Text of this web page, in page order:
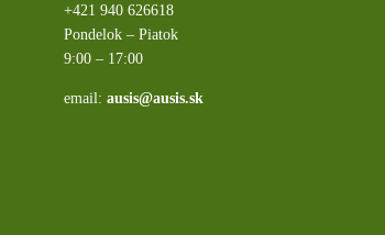
+421 940 626618
Pondelok – Piatok
9:00 – 17:00
email: ausis@ausis.sk